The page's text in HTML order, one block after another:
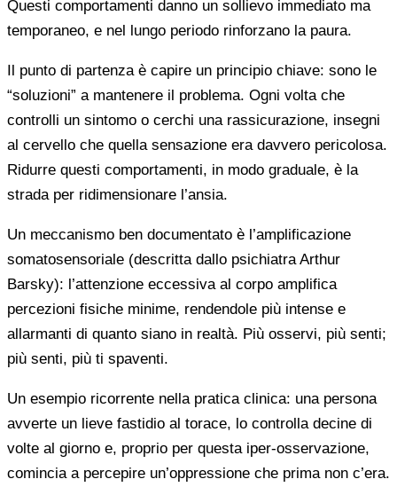
Questi comportamenti danno un sollievo immediato ma
temporaneo, e nel lungo periodo rinforzano la paura.
Il punto di partenza è capire un principio chiave: sono le
“soluzioni” a mantenere il problema. Ogni volta che
controlli un sintomo o cerchi una rassicurazione, insegni
al cervello che quella sensazione era davvero pericolosa.
Ridurre questi comportamenti, in modo graduale, è la
strada per ridimensionare l’ansia.
Un meccanismo ben documentato è l’amplificazione
somatosensoriale (descritta dallo psichiatra Arthur
Barsky): l’attenzione eccessiva al corpo amplifica
percezioni fisiche minime, rendendole più intense e
allarmanti di quanto siano in realtà. Più osservi, più senti;
più senti, più ti spaventi.
Un esempio ricorrente nella pratica clinica: una persona
avverte un lieve fastidio al torace, lo controlla decine di
volte al giorno e, proprio per questa iper-osservazione,
comincia a percepire un’oppressione che prima non c’era.